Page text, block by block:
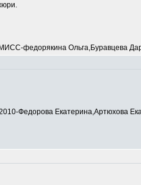
федорякина Ольга,Буравцева
Федорова Екатерина,Артюхова